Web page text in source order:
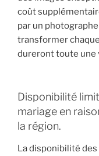
coût
par un
transformer
dureront toute une
Disponibilité
mariage en
la région.
La disponibilité